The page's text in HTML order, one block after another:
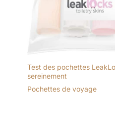
Test des pochettes
sereinement
Pochettes de voyage